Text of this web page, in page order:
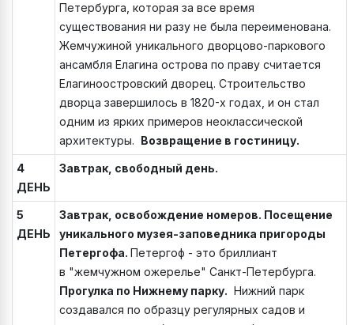
Петербурга, которая за все время
существования ни разу не была переименована.
Жемчужиной уникального дворцово-паркового
ансамбля Елагина острова по праву считается
Елагиноостровский дворец. Строительство
дворца завершилось в 1820-х годах, и он стал
одним из ярких примеров неоклассической
архитектуры.
Возвращение в гостиницу.
4
ДЕНЬ
Завтрак, свободный день.
5
ДЕНЬ
Завтрак, освобождение номеров. Посещение
уникального музея-заповедника пригороды
Петергофа. Петергоф - это бриллиант
в "жемчужном ожерелье" Санкт-Петербурга.
Прогулка по Нижнему парку. Нижний парк
создавался по образцу регулярных садов и